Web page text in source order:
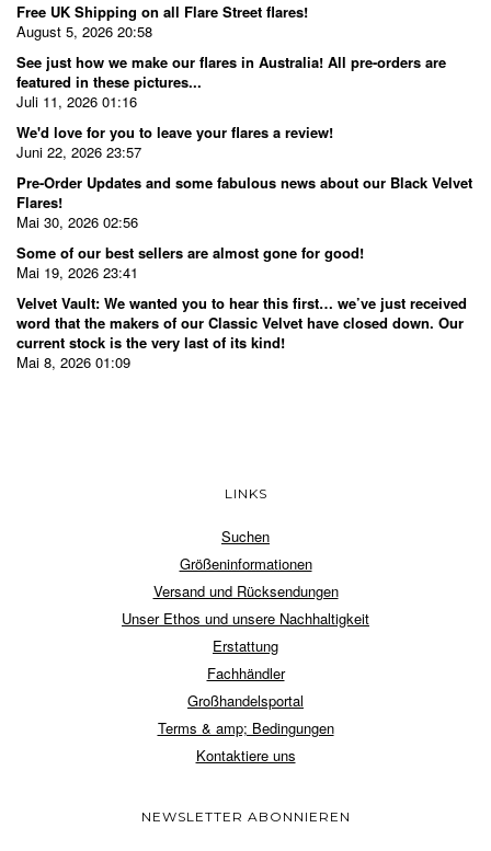
Free UK Shipping on all Flare Street flares!
August 5, 2026 20:58
See just how we make our flares in Australia! All pre-orders are
featured in these pictures...
Juli 11, 2026 01:16
We'd love for you to leave your flares a review!
Juni 22, 2026 23:57
Pre-Order Updates and some fabulous news about our Black Velvet
Flares!
Mai 30, 2026 02:56
Some of our best sellers are almost gone for good!
Mai 19, 2026 23:41
Velvet Vault: We wanted you to hear this first… we’ve just received
word that the makers of our Classic Velvet have closed down. Our
current stock is the very last of its kind!
Mai 8, 2026 01:09
LINKS
Suchen
Größeninformationen
Versand und Rücksendungen
Unser Ethos und unsere Nachhaltigkeit
Erstattung
Fachhändler
Großhandelsportal
Terms & amp; Bedingungen
Kontaktiere uns
NEWSLETTER ABONNIEREN